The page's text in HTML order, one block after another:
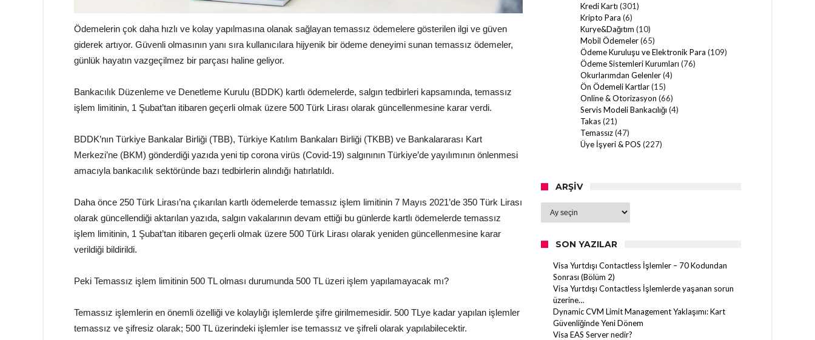
Ödemelerin çok daha hızlı ve kolay yapılmasına olanak sağlayan temassız ödemelere gösterilen ilgi ve güven
giderek artıyor. Güvenli olmasının yanı sıra kullanıcılara hijyenik bir ödeme deneyimi sunan temassız ödemeler,
günlük hayatın vazgeçilmez bir parçası haline geliyor.
Bankacılık Düzenleme ve Denetleme Kurulu (BDDK) kartlı ödemelerde, salgın tedbirleri kapsamında, temassız
işlem limitinin, 1 Şubat’tan itibaren geçerli olmak üzere 500 Türk Lirası olarak güncellenmesine karar verdi.
BDDK’nın Türkiye Bankalar Birliği (TBB), Türkiye Katılım Bankaları Birliği (TKBB) ve Bankalararası Kart
Merkezi’ne (BKM) gönderdiği yazıda yeni tip corona virüs (Covid-19) salgınının Türkiye’de yayılımının önlenmesi
amacıyla bankacılık sektöründe bazı tedbirlerin alındığı hatırlatıldı.
Daha önce 250 Türk Lirası’na çıkarılan kartlı ödemelerde temassız işlem limitinin 7 Mayıs 2021’de 350 Türk Lirası
olarak güncellendiği aktarılan yazıda, salgın vakalarının devam ettiği bu günlerde kartlı ödemelerde temassız
işlem limitinin, 1 Şubat’tan itibaren geçerli olmak üzere 500 Türk Lirası olarak yeniden güncellenmesine karar
verildiği bildirildi.
Peki Temassız işlem limitinin 500 TL olması durumunda 500 TL üzeri işlem yapılamayacak mı?
Temassız işlemlerin en önemli özelliği ve kolaylığı işlemlerde şifre girilmemesidir. 500 TLye kadar yapılan işlemler
temassız ve şifresiz olarak; 500 TL üzerindeki işlemler ise temassız ve şifreli olarak yapılabilecektir.
Kredi Kartı (301)
Kripto Para (6)
Kurye&Dağıtım (10)
Mobil Ödemeler(65)
Ödeme Kuruluşu ve Elektronik Para (109)
Ödeme Sistemleri Kurumları (76)
Okurlarımdan Gelenler(4)
Ön Ödemeli Kartlar(15)
Online & Otorizasyon (66)
Servis Modeli Bankacılığı (4)
Takas(21)
Temassız(47)
Üye İşyeri & POS (227)
ARŞIV
SON YAZILAR
Visa Yurtdışı Contactless İşlemler – 70 Kodundan
Sonrası (Bölüm 2)
Visa Yurtdışı Contactless İşlemlerde yaşanan sorun
üzerine…
Dynamic CVM Limit Management Yaklaşımı: Kart
Güvenliğinde Yeni Dönem
Visa EAS Server nedir?